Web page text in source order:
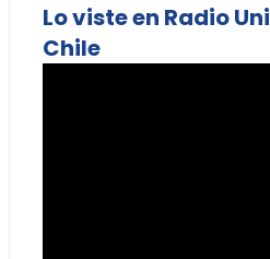
Lo viste en Radio
Chile